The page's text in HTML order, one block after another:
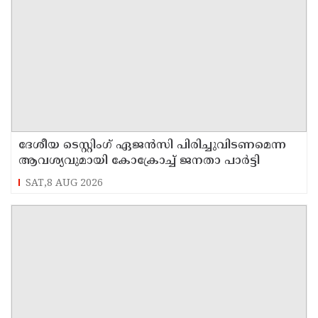
ദേശീയ ടെസ്റ്റിംഗ് ഏജന്‍സി പിരിച്ചുവിടണമെന്ന
ആവശ്യവുമായി കോക്രോച്ച് ജനതാ പാര്‍ട്ടി
SAT,8 AUG 2026